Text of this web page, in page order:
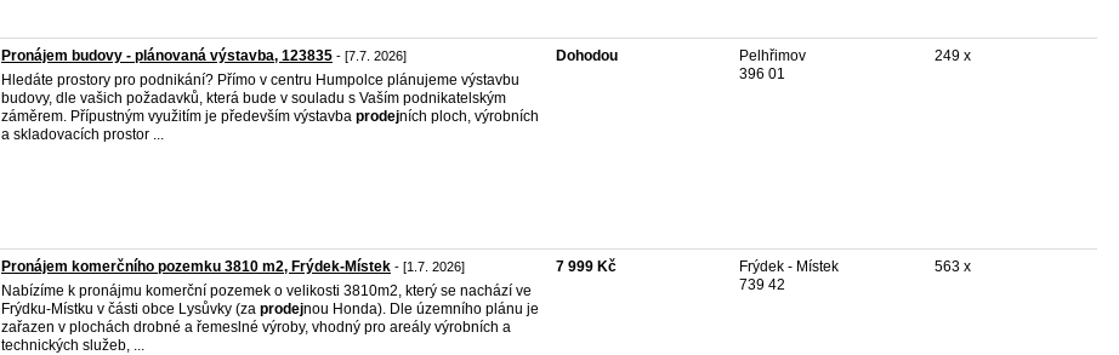
Pronájem budovy - plánovaná výstavba, 123835 - [7.7. 2026]
Hledáte prostory pro podnikání? Přímo v centru Humpolce plánujeme výstavbu
budovy, dle vašich požadavků, která bude v souladu s Vaším podnikatelským
záměrem. Přípustným využitím je především výstavba prodejních ploch, výrobních
a skladovacích prostor ...
Dohodou
Pelhřimov
396 01
249 x
Pronájem komerčního pozemku 3810 m2, Frýdek-Místek - [1.7. 2026]
Nabízíme k pronájmu komerční pozemek o velikosti 3810m2, který se nachází ve
Frýdku-Místku v části obce Lysůvky (za prodejnou Honda). Dle územního plánu je
zařazen v plochách drobné a řemeslné výroby, vhodný pro areály výrobních a
technických služeb, ...
7 999 Kč
Frýdek - Místek
739 42
563 x